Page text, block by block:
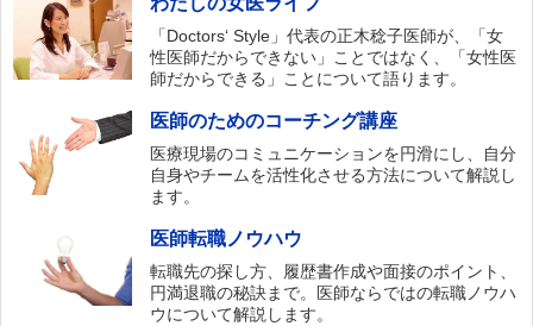
「Doctors‘ Style」代表の正木稔子医師が、「女
性医師だからできない」ことではなく、「女性医
師だからできる」ことについて語ります。
医師のためのコーチング講座
医療現場のコミュニケーションを円滑にし、自分
自身やチームを活性化させる方法について解説し
ます。
医師転職ノウハウ
転職先の探し方、履歴書作成や面接のポイント、
円満退職の秘訣まで。医師ならではの転職ノウハ
ウについて解説します。